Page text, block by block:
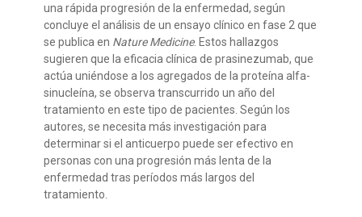
una rápida progresión de la enfermedad, según
concluye el análisis de un ensayo clínico en fase 2 que
se publica en Nature Medicine. Estos hallazgos
sugieren que la eficacia clínica de prasinezumab, que
actúa uniéndose a los agregados de la proteína alfa-
sinucleína, se observa transcurrido un año del
tratamiento en este tipo de pacientes. Según los
autores, se necesita más investigación para
determinar si el anticuerpo puede ser efectivo en
personas con una progresión más lenta de la
enfermedad tras períodos más largos del
tratamiento.